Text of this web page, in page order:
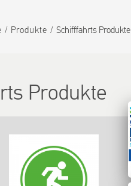
Produkte Schifffahrts Produkte
Produkte